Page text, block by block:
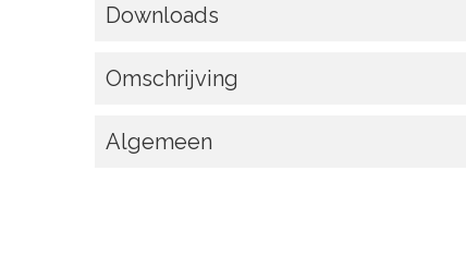
Downloads
Omschrijving
Algemeen